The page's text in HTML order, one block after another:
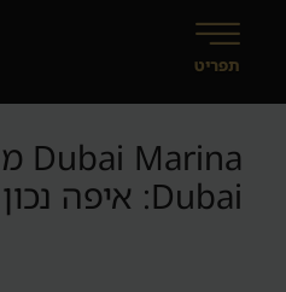
Dubai: איפה נכון להשקיע?